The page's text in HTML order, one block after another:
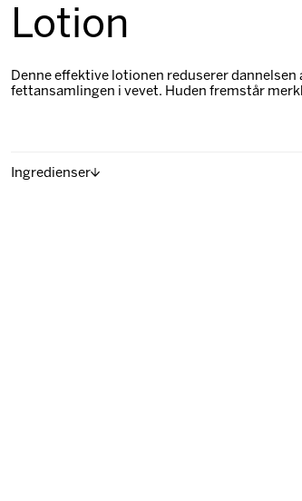
Lotion
Denne effektive lotionen reduserer
fettansamlingen i vevet. Huden fremstår
Ingredienser